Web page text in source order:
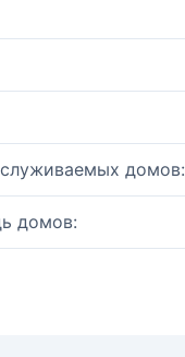
домов:
домов: